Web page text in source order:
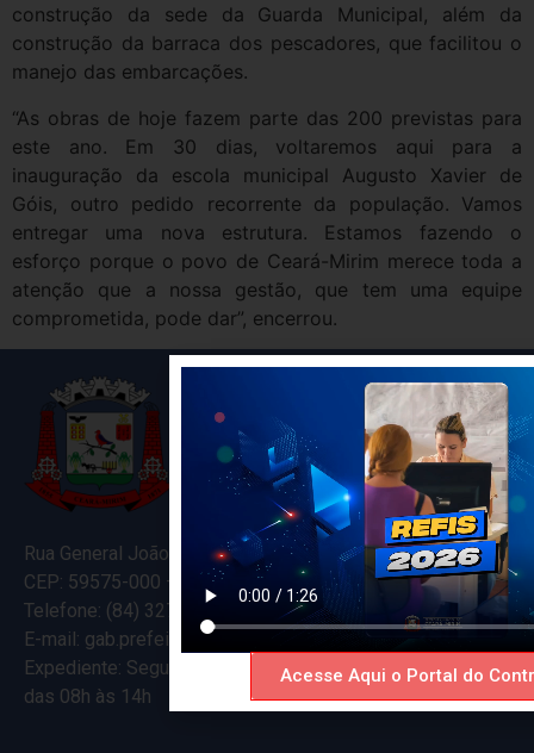
construção da sede da Guarda Municipal, além da
construção da barraca dos pescadores, que facilitou o
manejo das embarcações.
“As obras de hoje fazem parte das 200 previstas para
este ano. Em 30 dias, voltaremos aqui para a
inauguração da escola municipal Augusto Xavier de
Góis, outro pedido recorrente da população. Vamos
entregar uma nova estrutura. Estamos fazendo o
esforço porque o povo de Ceará-Mirim merece toda a
atenção que a nossa gestão, que tem uma equipe
comprometida, pode dar”, encerrou.
Rua General João Varela, 635
CEP: 59575-000 – Ceará-Mirim – RN
Telefone: (84) 3274-5916
E-mail: gab.prefeitocearamirim@gmail.com
Expediente: Segunda à Sexta
das 08h às 14h
Acesse Aqui o Portal do